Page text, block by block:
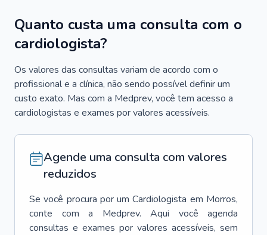
Quanto custa uma consulta com o
cardiologista?
Os valores das consultas variam de acordo com o
profissional e a clínica, não sendo possível definir um
custo exato. Mas com a Medprev, você tem acesso a
cardiologistas e exames por valores acessíveis.
Agende uma consulta com valores
reduzidos
Se você procura por um Cardiologista em Morros,
conte com a Medprev. Aqui você agenda
consultas e exames por valores acessíveis, sem